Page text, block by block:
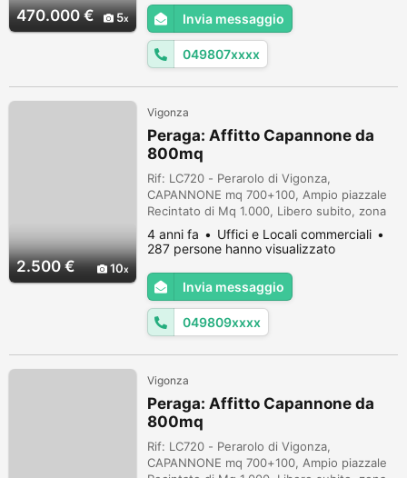
470.000 € 5
nel 2015. Ogni agenzia ha un proprio
titolare ed e' autonoma - Le presenti
informazioni non costituiscono...
Invia messaggio
049807xxxx
2.500 € 10
Vigonza
Peraga: Affitto Capannone da
800mq
Rif: LC720 - Perarolo di Vigonza,
CAPANNONE mq 700+100, Ampio piazzale
Recintato di Mq 1.000, Libero subito, zona
artigianale/Industriale, Laboratorio con
Bagni ed Uffici + spogliatoio, uffici e
soppalco, Richiesti €. 2.500 mese trattabili,
possibilità di vendita. Codice di Riferimento
Agenzia: LC720 (913916)
4 anni fa
Uffici e Locali commerciali
287 persone hanno visualizzato
Invia messaggio
049809xxxx
Vigonza
Peraga: Affitto Capannone da
800mq
Rif: LC720 - Perarolo di Vigonza,
CAPANNONE mq 700+100, Ampio piazzale